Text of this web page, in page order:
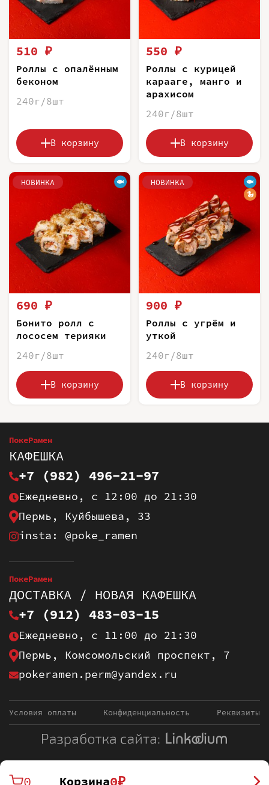
510 ₽
Роллы с опалённым
беконом
240г/8шт
В корзину
550 ₽
Роллы с курицей
карааге, манго и
арахисом
240г/8шт
В корзину
НОВИНКА
690 ₽
Бонито ролл с
лососем терияки
240г/8шт
В корзину
НОВИНКА
900 ₽
Роллы с угрём и
уткой
240г/8шт
В корзину
ПокеРамен
КАФЕШКА
+7 (982) 496-21-97
Ежедневно, с 12:00 до 21:30
Пермь, Куйбышева, 33
insta: @poke_ramen
ПокеРамен
ДОСТАВКА / НОВАЯ КАФЕШКА
+7 (912) 483-03-15
Ежедневно, с 11:00 до 21:30
Пермь, Комсомольский проспект, 7
pokeramen.perm@yandex.ru
Условия оплаты Конфиденциальность Реквизиты
0 Корзина0₽